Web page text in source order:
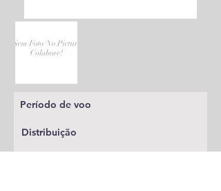
Período de voo
Distribuição